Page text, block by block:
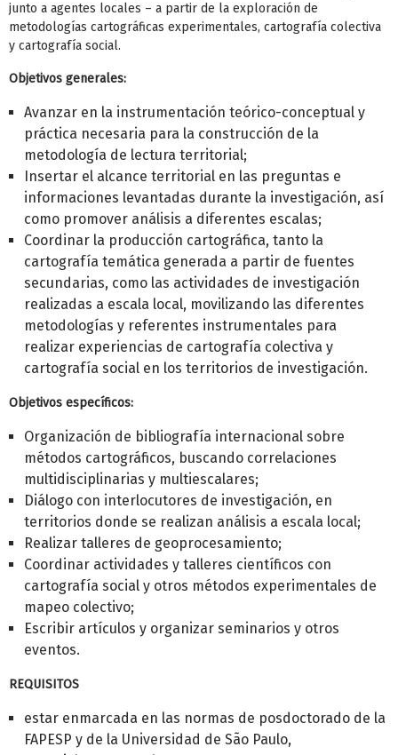
junto a agentes locales – a partir de la exploración de
metodologías cartográficas experimentales, cartografía colectiva
y cartografía social.
Objetivos generales:
Avanzar en la instrumentación teórico-conceptual y
práctica necesaria para la construcción de la
metodología de lectura territorial;
Insertar el alcance territorial en las preguntas e
informaciones levantadas durante la investigación, así
como promover análisis a diferentes escalas;
Coordinar la producción cartográfica, tanto la
cartografía temática generada a partir de fuentes
secundarias, como las actividades de investigación
realizadas a escala local, movilizando las diferentes
metodologías y referentes instrumentales para
realizar experiencias de cartografía colectiva y
cartografía social en los territorios de investigación.
Objetivos específicos:
Organización de bibliografía internacional sobre
métodos cartográficos, buscando correlaciones
multidisciplinarias y multiescalares;
Diálogo con interlocutores de investigación, en
territorios donde se realizan análisis a escala local;
Realizar talleres de geoprocesamiento;
Coordinar actividades y talleres científicos con
cartografía social y otros métodos experimentales de
mapeo colectivo;
Escribir artículos y organizar seminarios y otros
eventos.
REQUISITOS
estar enmarcada en las normas de posdoctorado de la
FAPESP y de la Universidad de São Paulo,